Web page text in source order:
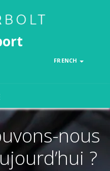
FRENCH
nous
?